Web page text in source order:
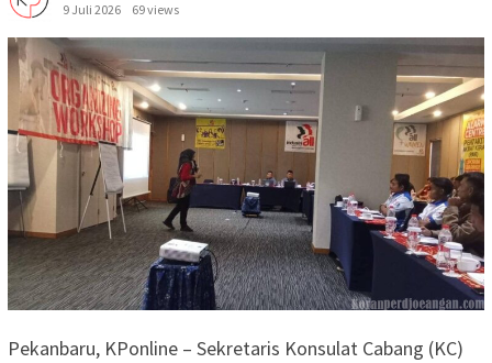
9 Juli 2026
69 views
Pekanbaru, KPonline – Sekretaris Konsulat Cabang (KC)